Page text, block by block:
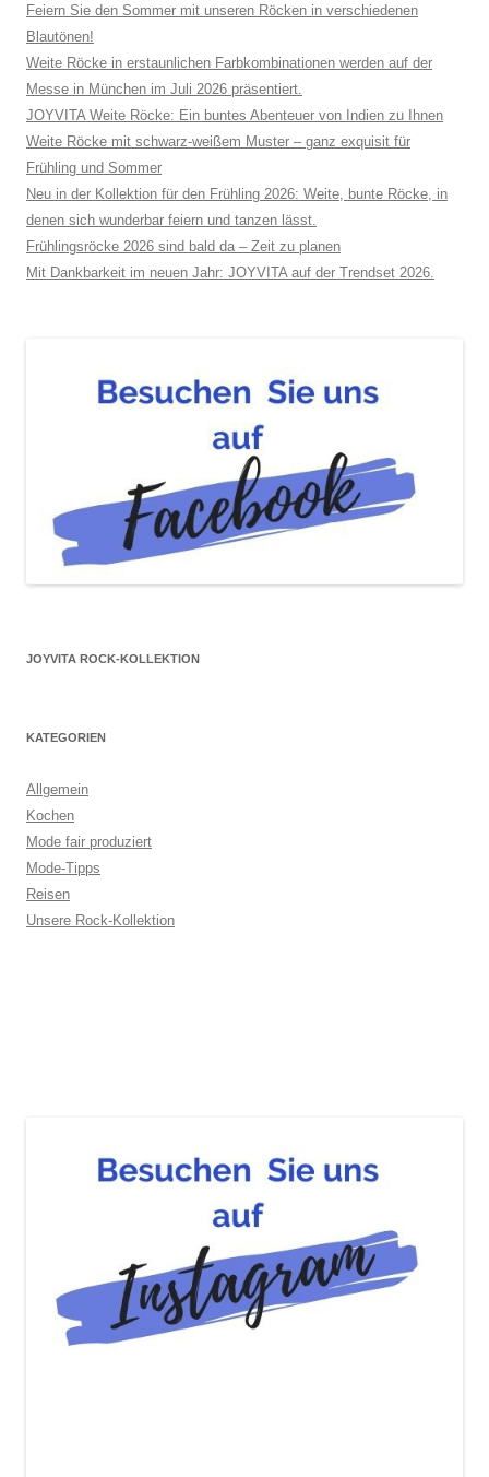
Feiern Sie den Sommer mit unseren Röcken in verschiedenen
Blautönen!
Weite Röcke in erstaunlichen Farbkombinationen werden auf der
Messe in München im Juli 2026 präsentiert.
JOYVITA Weite Röcke: Ein buntes Abenteuer von Indien zu Ihnen
Weite Röcke mit schwarz-weißem Muster – ganz exquisit für
Frühling und Sommer
Neu in der Kollektion für den Frühling 2026: Weite, bunte Röcke, in
denen sich wunderbar feiern und tanzen lässt.
Frühlingsröcke 2026 sind bald da – Zeit zu planen
Mit Dankbarkeit im neuen Jahr: JOYVITA auf der Trendset 2026.
JOYVITA ROCK-KOLLEKTION
KATEGORIEN
Allgemein
Kochen
Mode fair produziert
Mode-Tipps
Reisen
Unsere Rock-Kollektion